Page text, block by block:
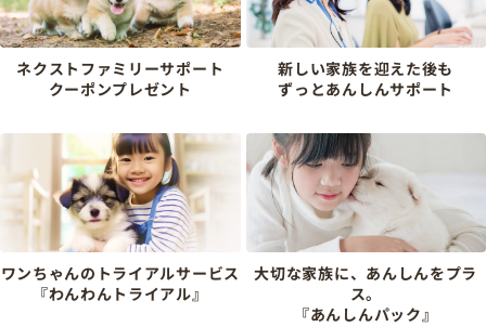
ネクストファミリーサポート
クーポンプレゼント
新しい家族を迎えた後も
ずっとあんしんサポート
ワンちゃんのトライアルサービス
『わんわんトライアル』
大切な家族に、あんしんをプラ
ス。
『あんしんパック』